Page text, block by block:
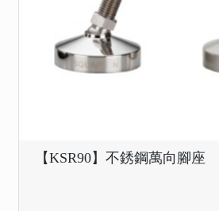
【KSR90】不銹鋼萬向腳座